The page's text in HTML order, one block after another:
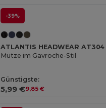
-39%
ATLANTIS HEADWEAR AT304
Mütze im Gavroche-Stil
Günstigste:
5,99 €9,85 €